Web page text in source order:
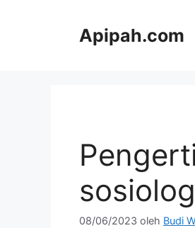
Apipah.com
08/06/2023 oleh Budi